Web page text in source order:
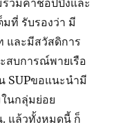
วมค่าช้อปปิ้งและ
มที่ รับรองว่า มี
และมีสวัสดิการ
สบการณ์พายเรือ
SUPขอแนะนำมี
นกลุ่มย่อย
. แล้วทั้งหมดนี้ ก็